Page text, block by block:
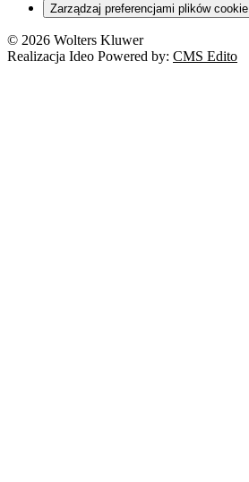
Zarządzaj preferencjami plików cookie
© 2026 Wolters Kluwer
Realizacja Ideo Powered by: CMS Edito